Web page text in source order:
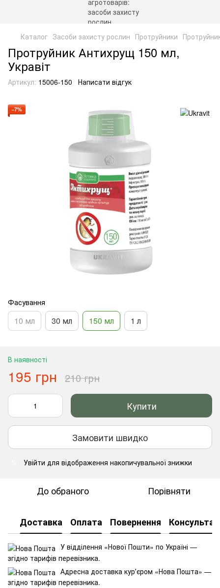
Каталог Засоби захисту рослин Протруйники
Протруйник Антихрущ 150 мл,
Укравіт
Артикул: 15006-150 Написати відгук
−7%
Фасування
10 мл 30 мл 150 мл 1 л
В наявності
195 грн 210 грн
Купити
Замовити швидко
Увійти для відображення накопичувальної знижки
До обраного Порівняти
Доставка Оплата Повернення
У відділення «Нової Пошти» по Україні —
згідно тарифів перевізника.
Адресна доставка курʼєром «Нова Пошта» —
згідно тарифів перевізника.